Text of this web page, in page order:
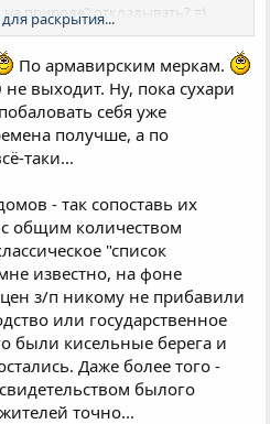
природе" откладывать? =)
но пока тебе 20-40, есть выбор и
с ЗП в Армавире все гут =)
раскрытия...
По армавирским меркам.
выходит. Ну, пока сухари
себя уже
получше, а по
таки...
- так сопоставь их
общим количеством
"список
известно, на фоне
цен з/п никому не прибавили
или государственное
были кисельные берега и
Даже более того -
былого
точно...